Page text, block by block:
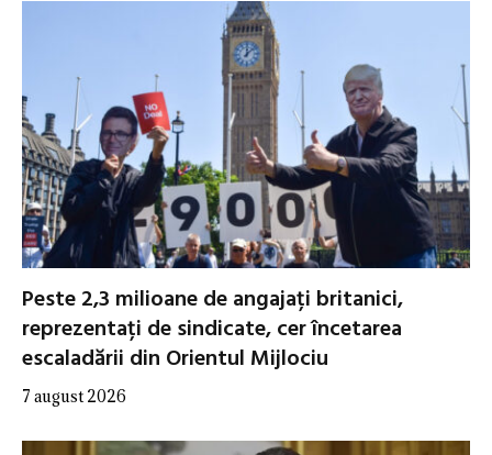
Peste 2,3 milioane de angajați britanici,
reprezentați de sindicate, cer încetarea
escaladării din Orientul Mijlociu
7 august 2026